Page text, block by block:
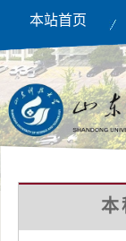
本站首页
本